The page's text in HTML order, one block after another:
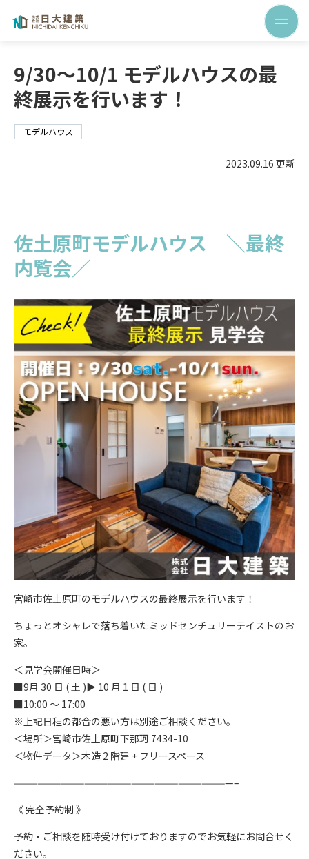
9/30～10/1 モデルハウスの最
終展示を行います！
モデルハウス
2023.09.16 更新
佐土原町モデルハウス ＼最終
内覧会／
宮崎市佐土原町のモデルハウスの最終展示を行います！
ちょっとオシャレで落ち着いたミッドセンチュリーテイストのお
家。
＜見学会開催日時＞
■9月 30 日 ( 土 )▶ 10 月 1 日 ( 日 )
■10:00 ～ 17:00
※上記日程の都合の悪い方は別途ご相談ください。
＜場所＞宮崎市佐土原町下那珂 7434-10
＜物件データ＞木造 2 階建 + フリースペース
————————————————————————————–
《 完全予約制 》
予約・ご相談を随時受け付けておりますのでお気軽にお問合せく
ださい。